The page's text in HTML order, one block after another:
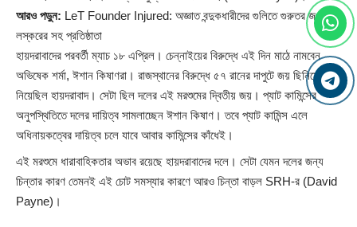
আরও পড়ুন: LeT Founder Injured: অজ্ঞাত বন্দুকধারীদের গুলিতে গুরুতর জখম
লস্করের সহ প্রতিষ্ঠাতা
হায়দরাবাদের পরবর্তী ম্যাচ ১৮ এপ্রিল। চেন্নাইয়ের বিরুদ্ধে এই দিন মাঠে নামবেন
অভিষেক শর্মা, ঈশান কিষাণরা। রাজস্থানের বিরুদ্ধে ৫৭ রানের দাপুটে জয় ছিনিয়ে
নিয়েছিল হায়দরাবাদ। সেটা ছিল দলের এই মরশুমের দ্বিতীয় জয়। প্যাট কামিন্সের
অনুপস্থিতিতে দলের দায়িত্ব সামলাচ্ছেন ঈশান কিষাণ। তবে প্যাট কামিন্স এলে
অধিনায়কত্বের দায়িত্ব চলে যাবে আবার কামিন্সের কাঁধেই।
এই মরশুমে ধারাবাহিকতার অভাব রয়েছে হায়দরাবাদের দলে। সেটা যেমন দলের জন্য
চিন্তার কারণ তেমনই এই চোট সমস্যার কারণে আরও চিন্তা বাড়ল SRH-র (David
Payne)।